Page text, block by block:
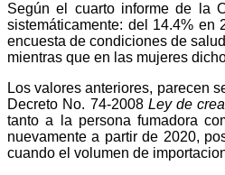
Según el cuarto informe de la
sistemáticamente: del 14.4%
encuesta de condiciones de
mientras que en las mujeres
Los valores anteriores, parecen
Decreto No. 74-2008 Ley de
tanto a la persona fumadora
nuevamente a partir de 2020,
cuando el volumen de